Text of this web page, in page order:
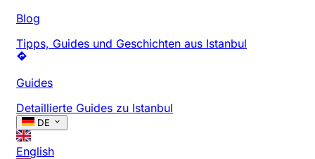
Blog
Tipps, Guides und Geschichten aus Istanbul
Guides
Detaillierte Guides zu Istanbul
DE
English